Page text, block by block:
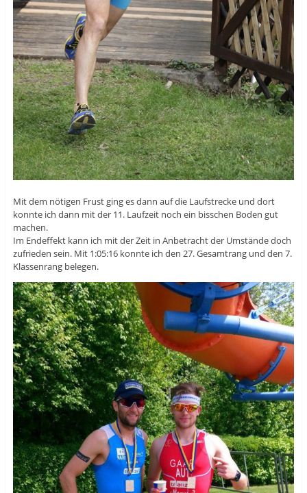
Mit dem nötigen Frust ging es dann auf die Laufstrecke und dort
konnte ich dann mit der 11. Laufzeit noch ein bisschen Boden gut
machen.
Im Endeffekt kann ich mit der Zeit in Anbetracht der Umstände doch
zufrieden sein. Mit 1:05:16 konnte ich den 27. Gesamtrang und den 7.
Klassenrang belegen.